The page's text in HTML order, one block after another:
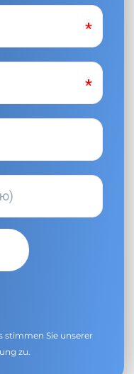
stimmen Sie unserer
zu.